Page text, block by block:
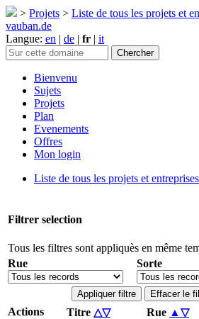
> Projets > Liste de tous les projets et
vauban.de
Langue: en | de | fr | it
Bienvenu
Sujets
Projets
Plan
Evenements
Offres
Mon login
Liste de tous les projets et entreprises
Filtrer selection
Tous les filtres sont appliquès en même
Rue
Sorte
Appliquer filtre Effacer le
Actions Titre △▽ Rue ▲ ▽